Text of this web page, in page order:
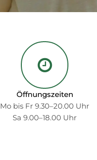
Öffnungszeiten
Mo bis Fr 9.30–20.00 Uhr
Sa 9.00–18.00 Uhr